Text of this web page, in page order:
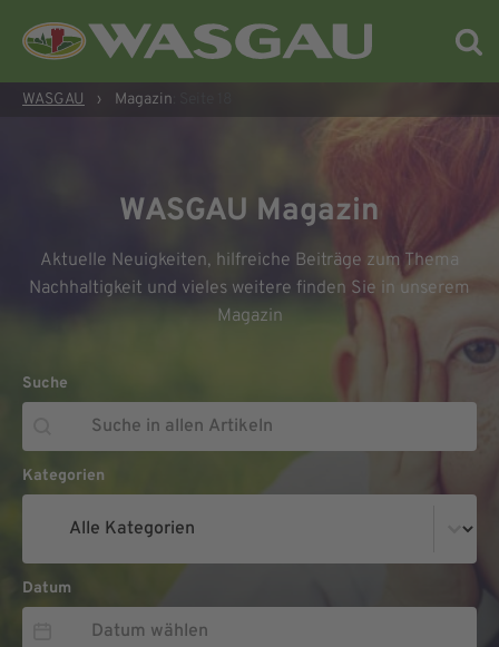
WASGAU › Magazin
WASGAU Magazin
Aktuelle Neuigkeiten, hilfreiche Beiträge zum Thema
Nachhaltigkeit und vieles weitere finden Sie in unserem
Magazin
Suche
Suche
Kategorien
Kategorien
Datum
Datum